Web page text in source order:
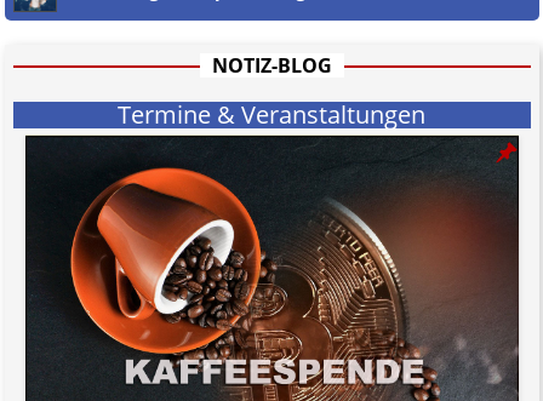
Jener Disclaimer soll sich nicht über gültiges Recht hinwegsetzen und
informativen Charakter.
NOTIZ-BLOG
Termine & Veranstaltungen